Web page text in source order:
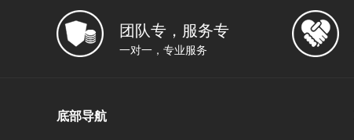
团队专，服务专
一对一，专业服务
底部导航